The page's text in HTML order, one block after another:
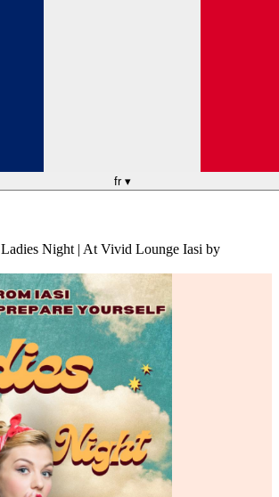
fr ▾
Ladies Night | At Vivid Lounge Iasi by